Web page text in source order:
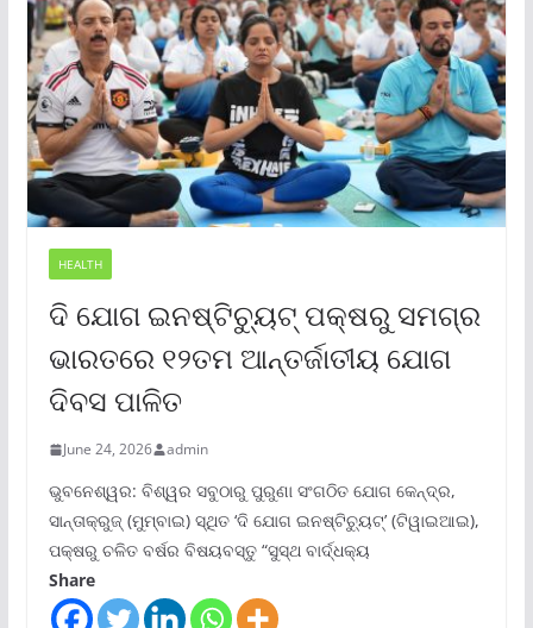
HEALTH
ଦି ଯୋଗ ଇନଷ୍ଟିଚ୍ୟୁଟ୍ ପକ୍ଷରୁ ସମଗ୍ର
ଭାରତରେ ୧୨ତମ ଆନ୍ତର୍ଜାତୀୟ ଯୋଗ
ଦିବସ ପାଳିତ
June 24, 2026 admin
ଭୁବନେଶ୍ୱର: ବିଶ୍ୱର ସବୁଠାରୁ ପୁରୁଣା ସଂଗଠିତ ଯୋଗ କେନ୍ଦ୍ର,
ସାନ୍ତାକ୍ରୁଜ୍ (ମୁମ୍ବାଇ) ସ୍ଥିତ ‘ଦି ଯୋଗ ଇନଷ୍ଟିଚ୍ୟୁଟ୍‌’ (ଟିୱାଇଆଇ),
ପକ୍ଷରୁ ଚଳିତ ବର୍ଷର ବିଷୟବସ୍ତୁ “ସୁସ୍ଥ ବାର୍ଦ୍ଧକ୍ୟ
Share